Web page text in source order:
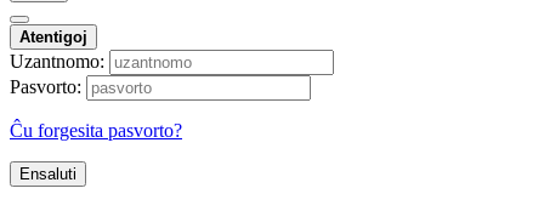
Atentigoj
Uzantnomo:
Pasvorto:
Ĉu forgesita pasvorto?
Ensaluti